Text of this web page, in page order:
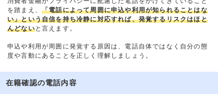
を踏まえ、 「電話によって周囲に申込や利用が知られることはな
い」という自信を持ち冷静に対応すれば、発覚するリスクはほと
んどないと言えます。
申込や利用が周囲に発覚する原因は、電話自体ではなく自分の態
度や言動にあることを正しく理解しましょう。
在籍確認の電話内容